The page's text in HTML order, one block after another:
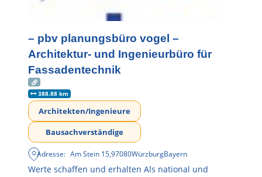
– pbv planungsbüro vogel –
Architektur- und Ingenieurbüro für
Fassadentechnik
388.88 km
Architekten/Ingenieure
Bausachverständige
Adresse: Am Stein 15,97080WürzburgBayern
Werte schaffen und erhalten Als national und